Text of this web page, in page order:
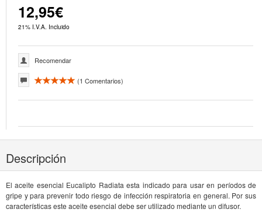
12,95€
21% I.V.A. Incluido
Recomendar
(1 Comentarios)
Descripción
El aceite esencial Eucalipto Radiata esta indicado para usar en períodos de
gripe y para prevenir todo riesgo de infección respiratoria en general. Por sus
características este aceite esencial debe ser utilizado mediante un difusor.